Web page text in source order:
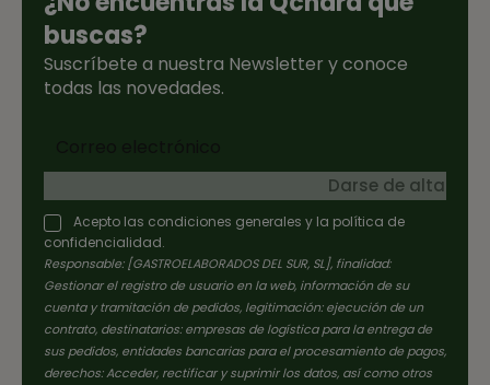
buscas?
Suscríbete a nuestra Newsletter y conoce
todas las novedades.
Darse de alta
Acepto las condiciones generales y la política de
confidencialidad.
Responsable: [GASTROELABORADOS DEL SUR, SL], finalidad:
Gestionar el registro de usuario en la web, información de su
cuenta y tramitación de pedidos, legitimación: ejecución de un
contrato, destinatarios: empresas de logística para la entrega de
sus pedidos, entidades bancarias para el procesamiento de pagos,
derechos: Acceder, rectificar y suprimir los datos, así como otros